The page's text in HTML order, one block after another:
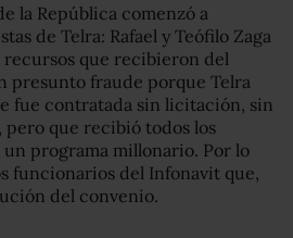
la República comenzó a
de Telra: Rafael y Teófilo Zaga
recursos que recibieron del
presunto fraude porque Telra
fue contratada sin licitación, sin
que recibió todos los
programa millonario. Por lo
funcionarios del Infonavit que,
del convenio.